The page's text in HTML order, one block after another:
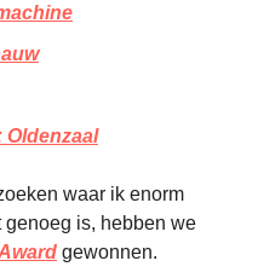
Oldenzaal
waar ik enorm
genoeg is, hebben we
gewonnen.